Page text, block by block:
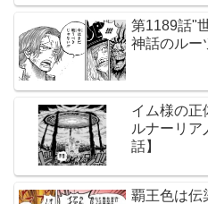
第1189話"
神話のルー
イム様の正
ルナーリア
話】
覇王色は伝